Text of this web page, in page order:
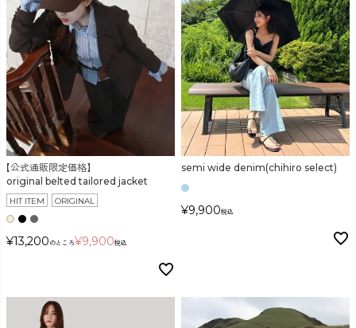
【公式通販限定価格】
original belted tailored jacket
HIT ITEM ORIGINAL
¥13,200 のところ¥9,900税込
semi wide denim(chihiro select)
¥9,900税込